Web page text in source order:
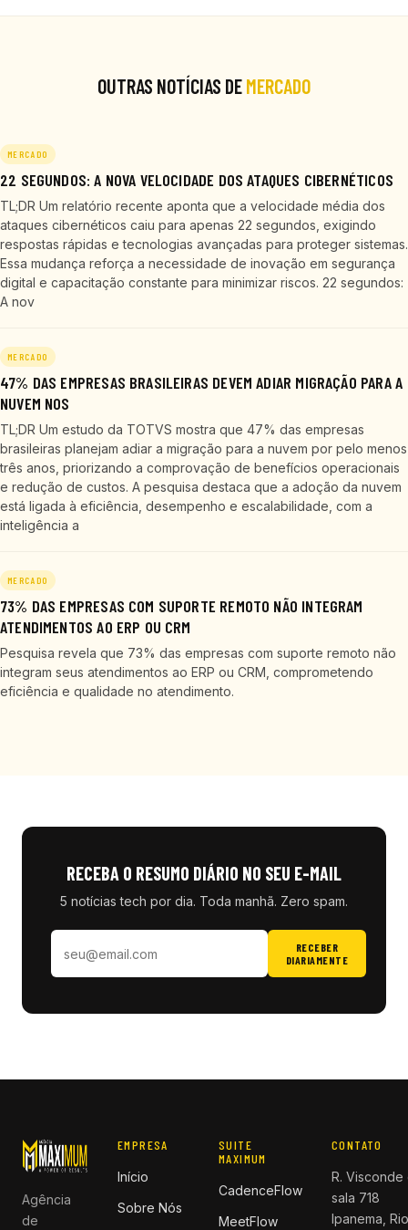
OUTRAS NOTÍCIAS DEMERCADO
MERCADO
22 SEGUNDOS: A NOVA VELOCIDADE DOS ATAQUES CIBERNÉTICOS
TL;DR Um relatório recente aponta que a velocidade média dos
ataques cibernéticos caiu para apenas 22 segundos, exigindo
respostas rápidas e tecnologias avançadas para proteger sistemas.
Essa mudança reforça a necessidade de inovação em segurança
digital e capacitação constante para minimizar riscos. 22 segundos:
A nov
MERCADO
47% DAS EMPRESAS BRASILEIRAS DEVEM ADIAR MIGRAÇÃO PARA A
NUVEM NOS
TL;DR Um estudo da TOTVS mostra que 47% das empresas
brasileiras planejam adiar a migração para a nuvem por pelo menos
três anos, priorizando a comprovação de benefícios operacionais
e redução de custos. A pesquisa destaca que a adoção da nuvem
está ligada à eficiência, desempenho e escalabilidade, com a
inteligência a
MERCADO
73% DAS EMPRESAS COM SUPORTE REMOTO NÃO INTEGRAM
ATENDIMENTOS AO ERP OU CRM
Pesquisa revela que 73% das empresas com suporte remoto não
integram seus atendimentos ao ERP ou CRM, comprometendo
eficiência e qualidade no atendimento.
RECEBA O RESUMO DIÁRIO NO SEU E-MAIL
5 notícias tech por dia. Toda manhã. Zero spam.
RECEBER
DIARIAMENTE
Agência
de
EMPRESA
Início
Sobre Nós
SUITE
MAXIMUM
CadenceFlow
MeetFlow
CONTATO
R.
sala 718
Ipanema,